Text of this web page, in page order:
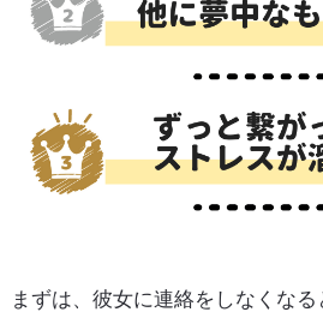
まずは、彼女に連絡をしなくな